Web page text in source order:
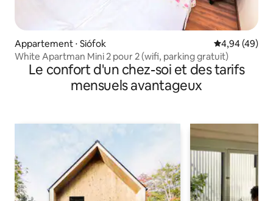
Appartement ⋅ Siófok Évaluation
4,94 (49)
White Apartman Mini 2 pour 2 (wifi, parking gratuit)
Le confort d'un chez-soi et des tarifs
mensuels avantageux